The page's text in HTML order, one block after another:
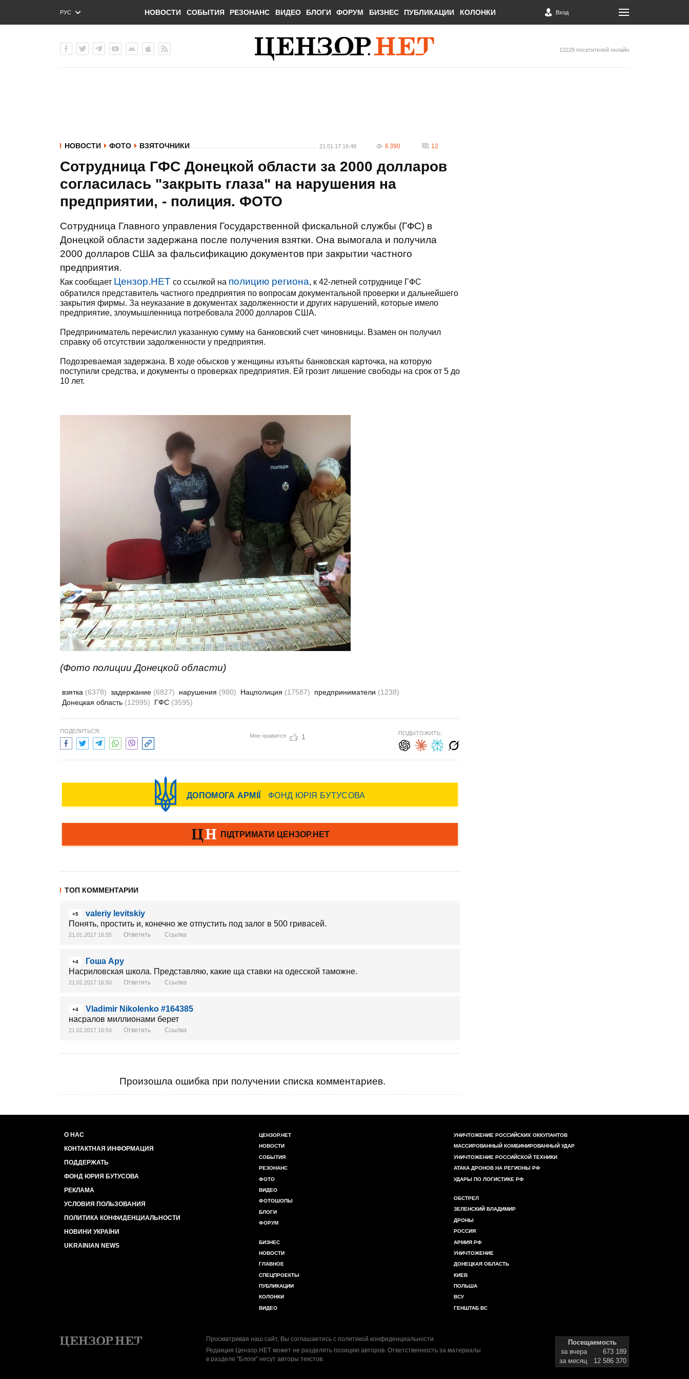
РУС
ENG
НОВОСТИ СОБЫТИЯ РЕЗОНАНС ВИДЕО БЛОГИ ФОРУМ БИЗНЕС ПУБЛИКАЦИИ КОЛОНКИ Вход
12229 посетителей онлайн
НОВОСТИ ФОТО ВЗЯТОЧНИКИ 21.01.17 16:48 6 390 12
Сотрудница ГФС Донецкой области за 2000 долларов
согласилась "закрыть глаза" на нарушения на
предприятии, - полиция. ФОТО
Сотрудница Главного управления Государственной фискальной службы (ГФС) в
Донецкой области задержана после получения взятки. Она вымогала и получила
2000 долларов США за фальсификацию документов при закрытии частного
предприятия.
Как сообщает Цензор.НЕТ со ссылкой на полицию региона, к 42-летней сотруднице ГФС
обратился представитель частного предприятия по вопросам документальной проверки и дальнейшего
закрытия фирмы. За неуказание в документах задолженности и других нарушений, которые имело
предприятие, злоумышленница потребовала 2000 долларов США.
Предприниматель перечислил указанную сумму на банковский счет чиновницы. Взамен он получил
справку об отсутствии задолженности у предприятия.
Подозреваемая задержана. В ходе обысков у женщины изъяты банковская карточка, на которую
поступили средства, и документы о проверках предприятия. Ей грозит лишение свободы на срок от 5 до
10 лет.
(Фото полиции Донецкой области)
взятка (6378) задержание (6827) нарушения (980) Нацполиция (17587) предприниматели (1238)
Донецкая область (12995) ГФС (3595)
ПОДЕЛИТЬСЯ:
Мне нравится 1 ПОДЫТОЖИТЬ:
ТОП КОММЕНТАРИИ
+5
valeriy levitskiy
Понять, простить и, конечно же отпустить под залог в 500 гривасей.
21.01.2017 16:55 Ответить Ссылка
+4
Гоша Ару
Насриловская школа. Представляю, какие ща ставки на одесской таможне.
21.01.2017 16:50 Ответить Ссылка
+4
Vladimir Nikolenko #164385
насралов миллионами берет
21.01.2017 16:54 Ответить Ссылка
Произошла ошибка при получении списка комментариев.
О НАС
КОНТАКТНАЯ ИНФОРМАЦИЯ
ПОДДЕРЖАТЬ
ФОНД ЮРИЯ БУТУСОВА
РЕКЛАМА
УСЛОВИЯ ПОЛЬЗОВАНИЯ
ПОЛИТИКА КОНФИДЕНЦИАЛЬНОСТИ
НОВИНИ УКРАЇНИ
UKRAINIAN NEWS
ЦЕНЗОР.НЕТ
НОВОСТИ
СОБЫТИЯ
РЕЗОНАНС
ФОТО
ВИДЕО
ФОТОШОПЫ
БЛОГИ
ФОРУМ
БИЗНЕС
НОВОСТИ
ГЛАВНОЕ
СПЕЦПРОЕКТЫ
ПУБЛИКАЦИИ
КОЛОНКИ
ВИДЕО
УНИЧТОЖЕНИЕ РОССИЙСКИХ ОККУПАНТОВ
МАССИРОВАННЫЙ КОМБИНИРОВАННЫЙ УДАР
УНИЧТОЖЕНИЕ РОССИЙСКОЙ ТЕХНИКИ
АТАКА ДРОНОВ НА РЕГИОНЫ РФ
УДАРЫ ПО ЛОГИСТИКЕ РФ
ОБСТРЕЛ
ЗЕЛЕНСКИЙ ВЛАДИМИР
ДРОНЫ
РОССИЯ
АРМИЯ РФ
УНИЧТОЖЕНИЕ
ДОНЕЦКАЯ ОБЛАСТЬ
КИЕВ
ПОЛЬША
ВСУ
ГЕНШТАБ ВС
Просматривая наш сайт, Вы соглашаетесь с политикой конфиденциальности.
Редакция Цензор.НЕТ может не разделять позицию авторов. Ответственность за материалы
в разделе "Блоги" несут авторы текстов.
Посещаемость
за вчера
673 189
за месяц
12 586 370